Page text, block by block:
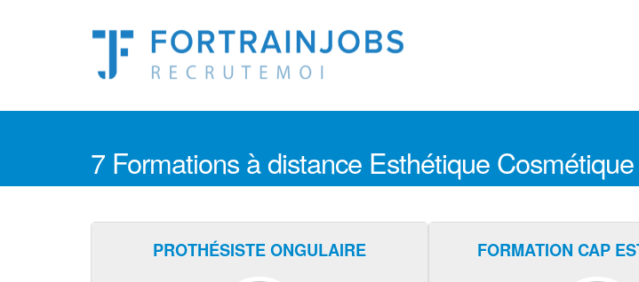
7 Formations à distance Esthétique
PROTHÉSISTE ONGULAIRE FORMATION CAP